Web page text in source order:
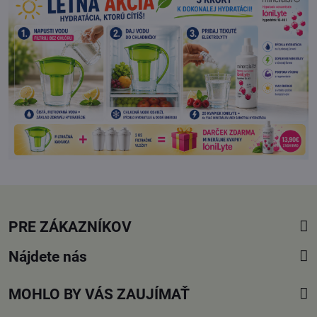
PRE ZÁKAZNÍKOV
Nájdete nás
MOHLO BY VÁS ZAUJÍMAŤ